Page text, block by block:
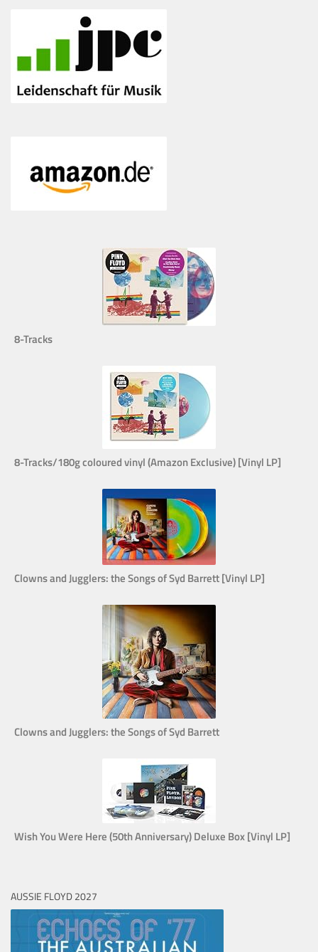
8-Tracks
8-Tracks/180g coloured vinyl (Amazon Exclusive) [Vinyl LP]
Clowns and Jugglers: the Songs of Syd Barrett [Vinyl LP]
Clowns and Jugglers: the Songs of Syd Barrett
Wish You Were Here (50th Anniversary) Deluxe Box [Vinyl LP]
AUSSIE FLOYD 2027